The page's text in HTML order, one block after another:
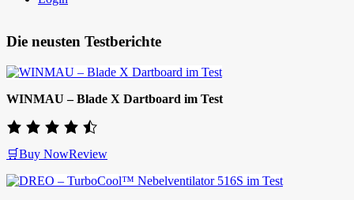
Die neusten Testberichte
WINMAU – Blade X Dartboard im Test
🛒Buy NowReview